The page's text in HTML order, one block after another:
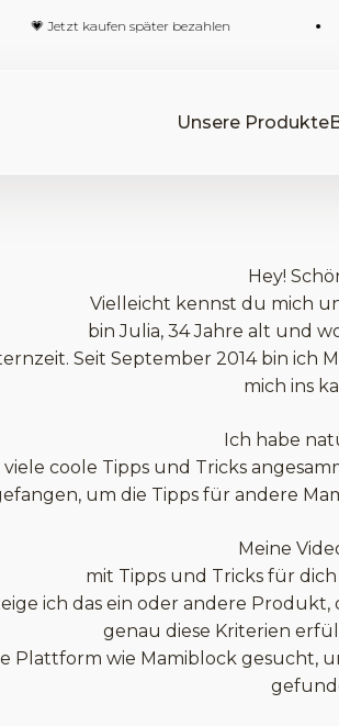
💗 Jetzt kaufen später bezahlen
Unsere Produkte
Hey!
Vielleicht kennst du mich
bin Julia, 34 Jahre alt und
Seit September 2014 bin ich
mich ins
Ich habe
coole Tipps und Tricks
um die Tipps für andere
Meine
mit Tipps und Tricks für
ich das ein oder andere
genau diese Kriterien
Plattform wie Mamiblock gesucht,